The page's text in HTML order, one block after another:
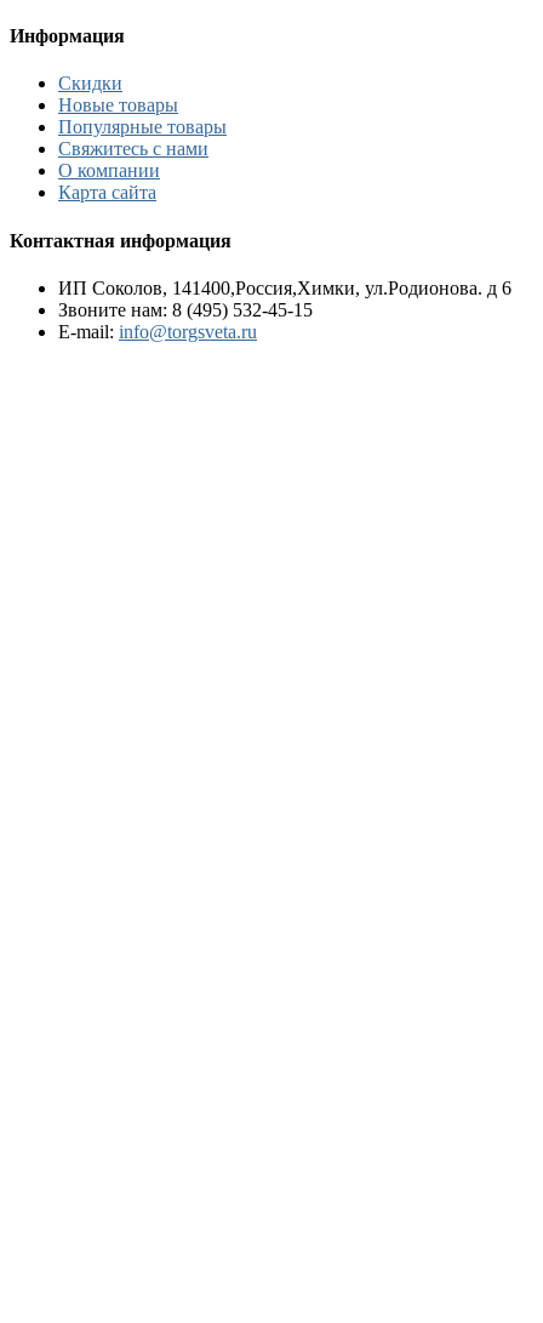
Информация
Скидки
Новые товары
Популярные товары
Свяжитесь с нами
О компании
Карта сайта
Контактная информация
ИП Соколов, 141400,Россия,Химки, ул.Родионова. д 6
Звоните нам: 8 (495) 532-45-15
E-mail: info@torgsveta.ru